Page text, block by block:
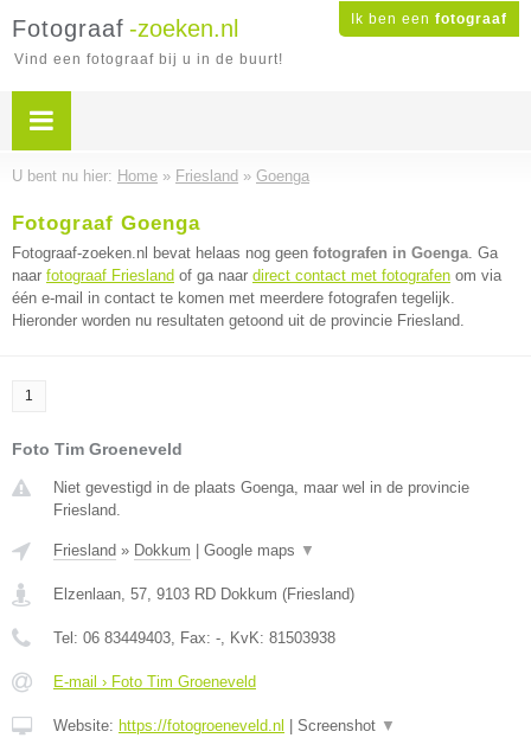
Ik ben een fotograaf
Fotograaf -zoeken.nl
Vind een fotograaf bij u in de buurt!
U bent nu hier: Home » Friesland » Goenga
Fotograaf Goenga
Fotograaf-zoeken.nl bevat helaas nog geen fotografen in Goenga. Ga
naar fotograaf Friesland of ga naar direct contact met fotografen om via
één e-mail in contact te komen met meerdere fotografen tegelijk.
Hieronder worden nu resultaten getoond uit de provincie Friesland.
1
Foto Tim Groeneveld
Niet gevestigd in de plaats Goenga, maar wel in de provincie
Friesland.
Friesland » Dokkum Google maps ▼
Elzenlaan, 57, 9103 RD Dokkum (Friesland)
Tel: 06 83449403, Fax: -, KvK: 81503938
E-mail › Foto Tim Groeneveld
Website: https://fotogroeneveld.nl Screenshot ▼